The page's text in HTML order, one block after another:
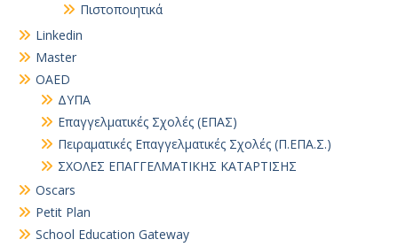
Πιστοποιητικά
Linkedin
Master
OAED
ΔΥΠΑ
Επαγγελματικές Σχολές (ΕΠΑΣ)
Πειραματικές Επαγγελματικές Σχολές (Π.ΕΠΑ.Σ.)
ΣΧΟΛΕΣ ΕΠΑΓΓΕΛΜΑΤΙΚΗΣ ΚΑΤΑΡΤΙΣΗΣ
Oscars
Petit Plan
School Education Gateway